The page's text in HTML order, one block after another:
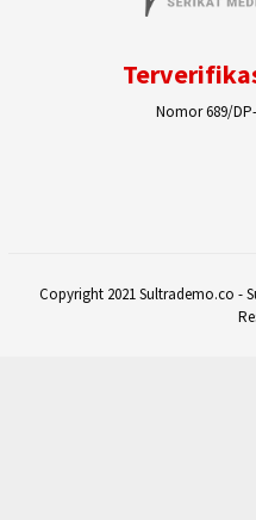
Nomor 689/
Copyright 2021 Sultrademo.co -